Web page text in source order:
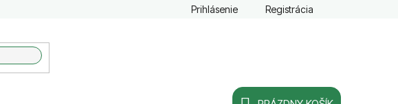
Prihlásenie Registrácia